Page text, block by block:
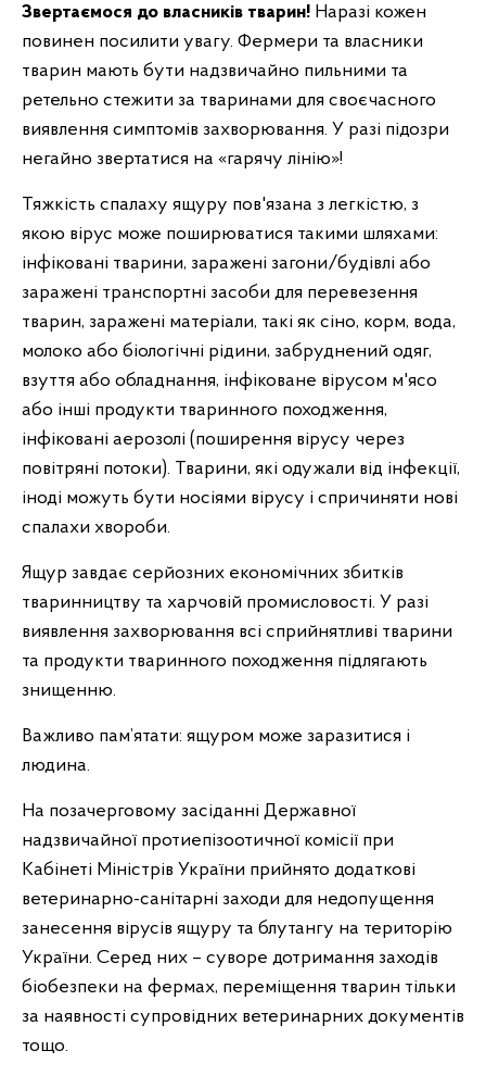
Звертаємося до власників тварин! Наразі кожен
повинен посилити увагу. Фермери та власники
тварин мають бути надзвичайно пильними та
ретельно стежити за тваринами для своєчасного
виявлення симптомів захворювання. У разі підозри
негайно звертатися на «гарячу лінію»!
Тяжкість спалаху ящуру пов'язана з легкістю, з
якою вірус може поширюватися такими шляхами:
інфіковані тварини, заражені загони/будівлі або
заражені транспортні засоби для перевезення
тварин, заражені матеріали, такі як сіно, корм, вода,
молоко або біологічні рідини, забруднений одяг,
взуття або обладнання, інфіковане вірусом м'ясо
або інші продукти тваринного походження,
інфіковані аерозолі (поширення вірусу через
повітряні потоки). Тварини, які одужали від інфекції,
іноді можуть бути носіями вірусу і спричиняти нові
спалахи хвороби.
Ящур завдає серйозних економічних збитків
тваринництву та харчовій промисловості. У разі
виявлення захворювання всі сприйнятливі тварини
та продукти тваринного походження підлягають
знищенню.
Важливо пам’ятати: ящуром може заразитися і
людина.
На позачерговому засіданні Державної
надзвичайної протиепізоотичної комісії при
Кабінеті Міністрів України прийнято додаткові
ветеринарно-санітарні заходи для недопущення
занесення вірусів ящуру та блутангу на територію
України. Серед них – суворе дотримання заходів
біобезпеки на фермах, переміщення тварин тільки
за наявності супровідних ветеринарних документів
тощо.